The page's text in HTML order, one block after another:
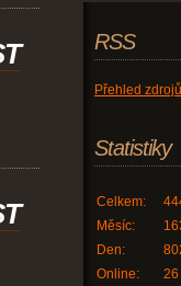
RSS
Přehled zdrojů
Statistiky
Online: 26
Celkem:
Měsíc:
Den: